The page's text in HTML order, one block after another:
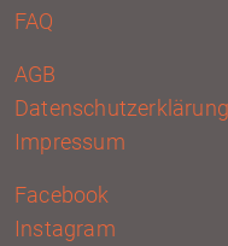
FAQ
AGB
Datenschutzerklärung
Impressum
Facebook
Instagram